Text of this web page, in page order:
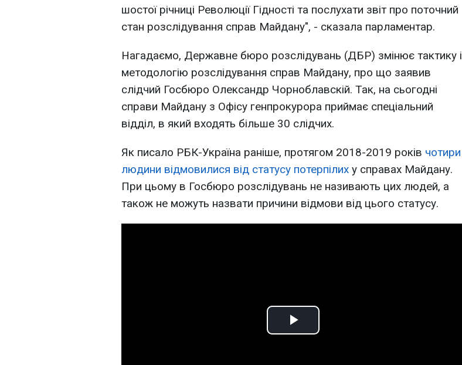
шостої річниці Революції Гідності та послухати звіт про поточний
стан розслідування справ Майдану", - сказала парламентар.
Нагадаємо, Державне бюро розслідувань (ДБР) змінює тактику і
методологію розслідування справ Майдану, про що заявив
слідчий Госбюро Олександр Чорноблавскій. Так, на сьогодні
справи Майдану з Офісу генпрокурора приймає спеціальний
відділ, в який входять більше 30 слідчих.
Як писало РБК-Україна раніше, протягом 2018-2019 років чотири
людини відмовилися від статусу потерпілих у справах Майдану.
При цьому в Госбюро розслідувань не називають цих людей, а
також не можуть назвати причини відмови від цього статусу.
Play